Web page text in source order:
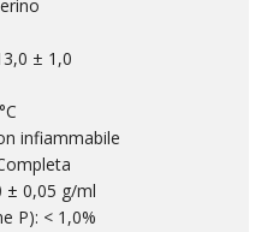
± 1,0
infiammabile
± 0,05 g/ml
P): < 1,0%